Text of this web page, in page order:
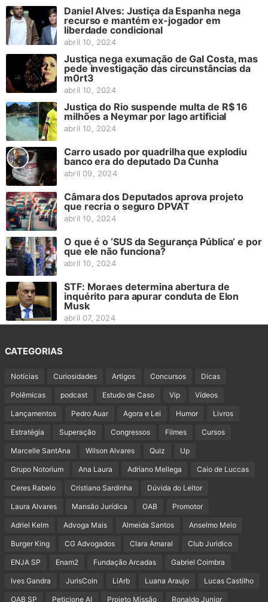
Daniel Alves: Justiça da Espanha nega
recurso e mantém ex-jogador em
liberdade condicional
abril 10, 2024
Justiça nega exumação de Gal Costa, mas
pede investigação das circunstâncias da
m0rt3
abril 10, 2024
Justiça do Rio suspende multa de R$ 16
milhões a Neymar por lago artificial
abril 10, 2024
Carro usado por quadrilha que explodiu
banco era do deputado Da Cunha
abril 09, 2024
Câmara dos Deputados aprova projeto
que recria o seguro DPVAT
abril 10, 2024
O que é o ‘SUS da Segurança Pública’ e por
que ele não funciona?
abril 10, 2024
STF: Moraes determina abertura de
inquérito para apurar conduta de Elon
Musk
abril 07, 2024
CATEGORIAS
Notícias Curiosidades Artigos Concursos Dicas
Polêmicas podcast Estudo de Caso Vip Vídeos
Lançamentos Pedro Auar Agora e Lei Humor Livros
Estratégia Superação Congressos Filmes Cursos
Marcelle SantAna Wilson Alvares Quiz Up
Grupo Notorium Ana Laura Adriano Mellega Caio de Luccas
Ceres Rabelo Cristiano Sardinha Dúvida do Leitor
Laura Alvares Mansão Jurídica OAB Promotor
Adriel Kelm Advoga Mais Almeida Santos Anselmo Melo
Burger King CG Advogados Clara Amaral Club Juridico
ENJA SP Enam2 Fundação Arcadas Gabriel Coimbra
Ives Gandra JurisCoin LiArb Luana Araujo Lucas Castilho
OAB SP Peticione AI Projeto Missão Ronaldo Junior